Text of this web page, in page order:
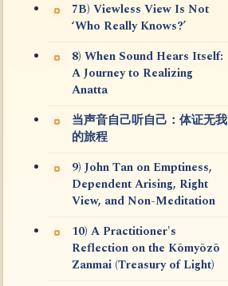
7B) Viewless View Is Not
‘Who Really Knows?’
8) When Sound Hears Itself:
A Journey to Realizing
Anatta
当声音自己听自己：体证无我
的旅程
9) John Tan on Emptiness,
Dependent Arising, Right
View, and Non-Meditation
10) A Practitioner's
Reflection on the Kōmyōzō
Zanmai (Treasury of Light)